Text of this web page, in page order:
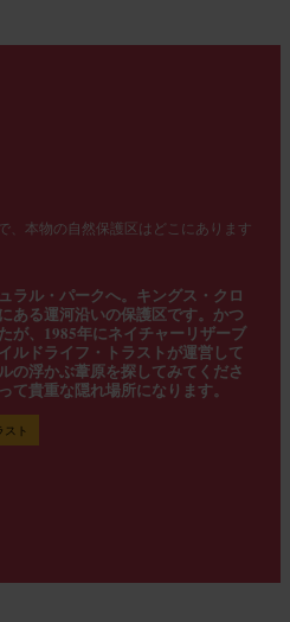
、本物の自然保護区はどこにあります
ラル・パークへ。キングス・クロ
ある運河沿いの保護区です。かつ
が、1985年にネイチャーリザーブ
ルドライフ・トラストが運営して
の浮かぶ葦原を探してみてくださ
て貴重な隠れ場所になります。
ト